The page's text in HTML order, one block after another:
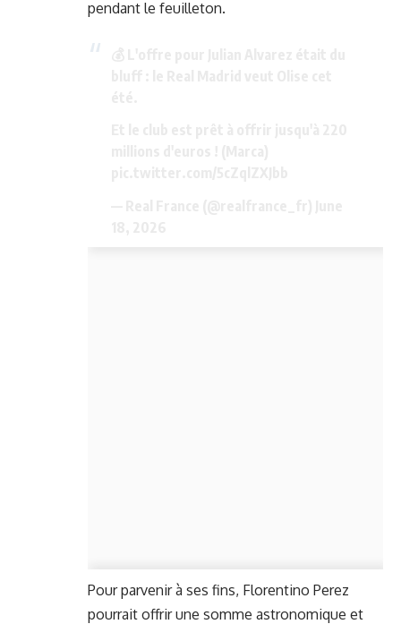
pendant le feuilleton.
Pour parvenir à ses fins, Florentino Perez
pourrait offrir une somme astronomique et